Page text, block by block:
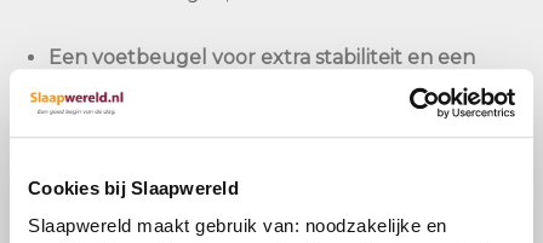
Cookies bij Slaapwereld
Slaapwereld maakt gebruik van: noodzakelijke en
Een voetbeugel voor extra stabiliteit en een
afgewerkte look
Eenpartnerboxspring
voor individueel comfort
aan beide kanten van het bed
leeslamp